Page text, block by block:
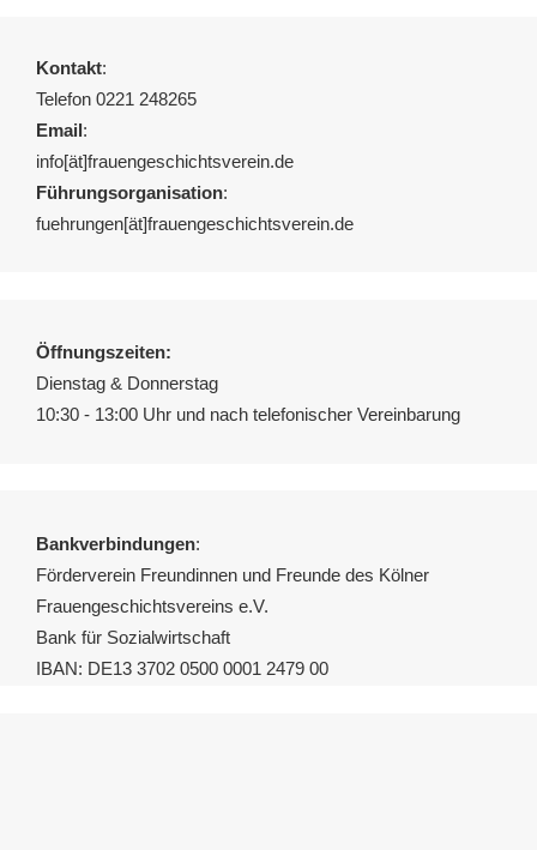
Kontakt:
Telefon 0221 248265
Email:
info[ät]frauengeschichtsverein.de
Führungsorganisation:
fuehrungen[ät]frauengeschichtsverein.de
Öffnungszeiten:
Dienstag & Donnerstag
10:30 - 13:00 Uhr und nach telefonischer Vereinbarung
Bankverbindungen:
Förderverein Freundinnen und Freunde des Kölner
Frauengeschichtsvereins e.V.
Bank für Sozialwirtschaft
IBAN: DE13 3702 0500 0001 2479 00